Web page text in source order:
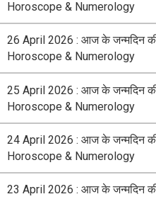
Horoscope & Numerology
26 April 2026 : आज के जन्मदिन की
Horoscope & Numerology
25 April 2026 : आज के जन्मदिन की
Horoscope & Numerology
24 April 2026 : आज के जन्मदिन की
Horoscope & Numerology
23 April 2026 : आज के जन्मदिन की